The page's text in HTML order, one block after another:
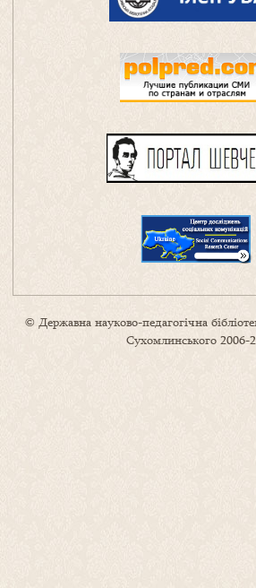
© Державна науково-педагогічна
Сухомлинського 2006-